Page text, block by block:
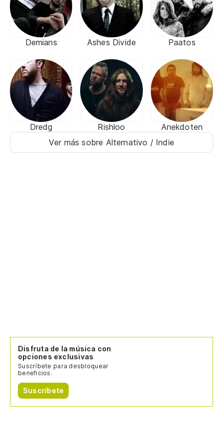
Demians Ashes Divide Paatos
Dredg Rishloo
Anekdoten
Ver más sobre Alternativo / Indie
Disfruta de la música con
opciones exclusivas
Suscríbete para desbloquear
beneficios.
Suscríbete